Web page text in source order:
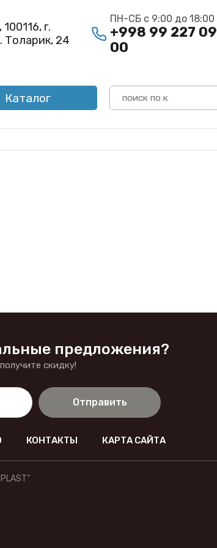
г.
Толарик, 24
ПН-СБ с 9:00 до 18:00
+998 99 227 09
00
Каталог
предложения?
скидку!
Отправить
КОНТАКТЫ КАРТА САЙТА